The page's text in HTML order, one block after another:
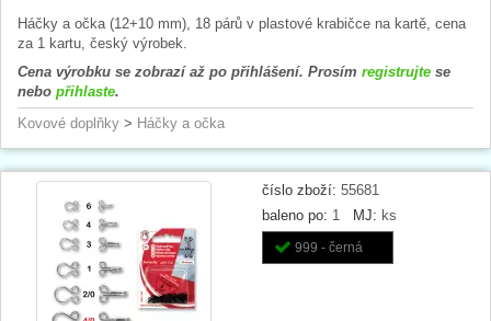
Háčky a očka (12+10 mm), 18 párů v plastové krabičce na kartě, cena
za 1 kartu, český výrobek.
Cena výrobku se zobrazí až po přihlášení. Prosím registrujte se
nebo přihlaste.
Kovové doplňky > Háčky a očka
číslo zboží: 55681
baleno po: 1 MJ: ks
999 - černá